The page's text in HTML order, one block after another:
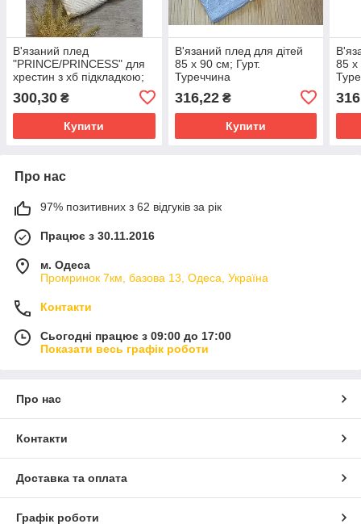
В'язаний плед
"PRINCE/PRINCESS" для
хрестин з хб підкладкою;
300,30 ₴
Купити
В'язаний плед для дітей
85 х 90 см; Гурт.
Туреччина
316,22₴
Купити
85 х
Про нас
97% позитивних з 62 відгуків за рік
Працює з 30.11.2016
м. Одеса
Промринок 7км, базова 13, Одеса, Україна
Контакти
Сьогодні працює з 09:00 до 17:00
Показати весь графік роботи
Про нас
Контакти
Доставка та оплата
Графік роботи